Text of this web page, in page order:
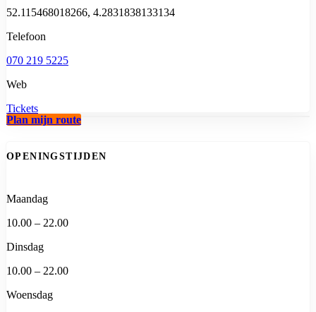
52.115468018266, 4.2831838133134
Telefoon
070 219 5225
Web
Tickets
Plan mijn route
OPENINGSTIJDEN
Maandag
10.00 – 22.00
Dinsdag
10.00 – 22.00
Woensdag